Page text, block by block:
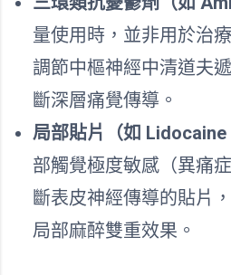
量使用時，並非用於治
調節中樞神經中清道夫
斷深層痛覺傳導。
局部貼片（如 Lidocaine
部觸覺極度敏感（異痛
斷表皮神經傳導的貼片
局部麻醉雙重效果。